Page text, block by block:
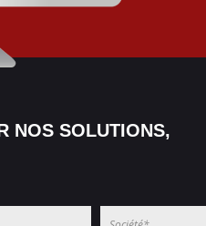
NOS SOLUTIONS,